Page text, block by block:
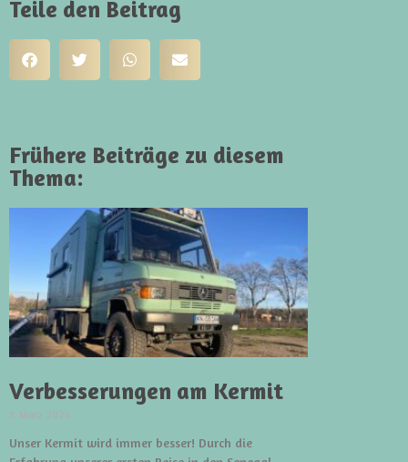
Teile den Beitrag
Frühere Beiträge zu diesem
Thema:
Verbesserungen am Kermit
7. März 2026
Unser Kermit wird immer besser! Durch die